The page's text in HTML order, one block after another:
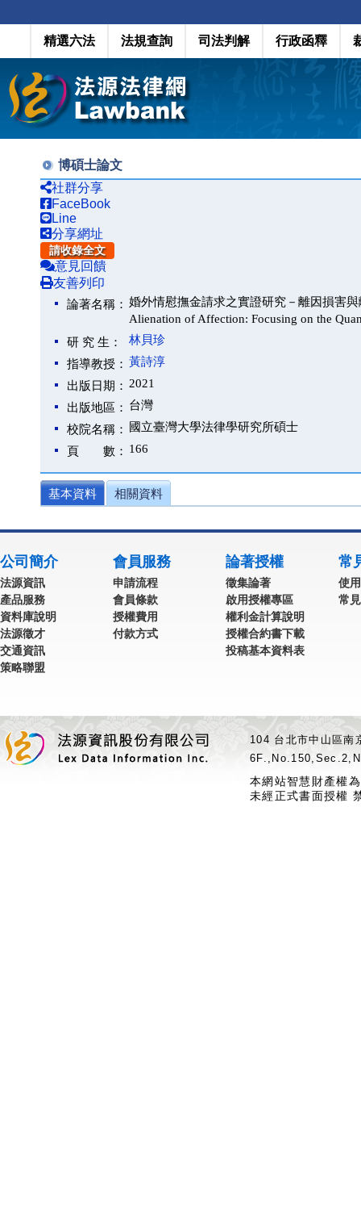
精選六法 法規查詢 司法判解 行政函釋
博碩士論文
社群分享
FaceBook
Line
分享網址
請收錄全文
意見回饋
友善列印
論著名稱： 婚外情慰撫金請求之實證研究－離因損害
Alienation of Affection: Focusing on the
研 究 生：
林貝珍
指導教授： 黃詩淳
出版日期： 2021
出版地區： 台灣
校院名稱：
國立臺灣大學法律學研究所碩士
頁 數： 166
基本資料 相關資料
公司簡介
法源資訊
產品服務
資料庫說明
法源徵才
交通資訊
策略聯盟
會員服務
申請流程
會員條款
授權費用
付款方式
論著授權
徵集論著
啟用授權專區
權利金計算說明
授權合約書下載
投稿基本資料表
常
使
常
104 台北市中山區
本網站智慧財產權
未經正式書面授權